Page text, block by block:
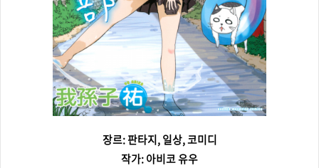
장르: 판타지, 일상, 코미디
작가: 아비코 유우